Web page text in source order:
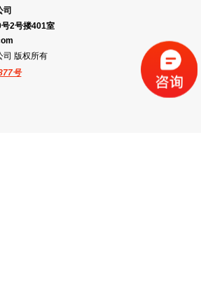
司
号2号搂401室
司 版权所有
号